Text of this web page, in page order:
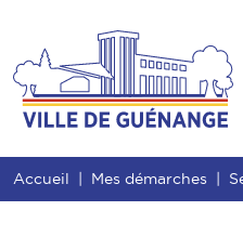
Entête de
Accueil Mes démarches